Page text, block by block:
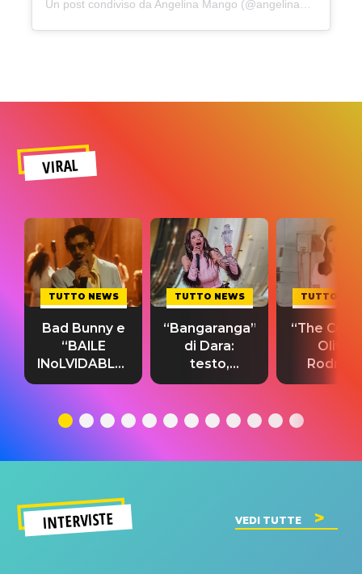
Un post condiviso da Angelina Mango (@angelinamango_)
VIRAL
TUTTO NEWS
Bad Bunny e
“BAILE
INoLVIDABLE”:
testo,
significato
TUTTO NEWS
“Bangaranga”
di Dara:
testo,
traduzione e
del singolo
TUTTO
“The
Olivia
testo,
INTERVISTE VEDI TUTTE